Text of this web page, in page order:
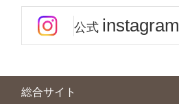
公式 instagram
総合サイト